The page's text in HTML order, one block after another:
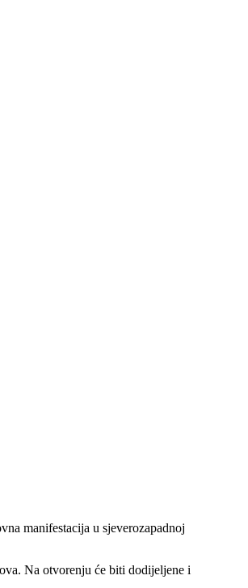
manifestacija u sjeverozapadnoj
Na otvorenju će biti dodijeljene i